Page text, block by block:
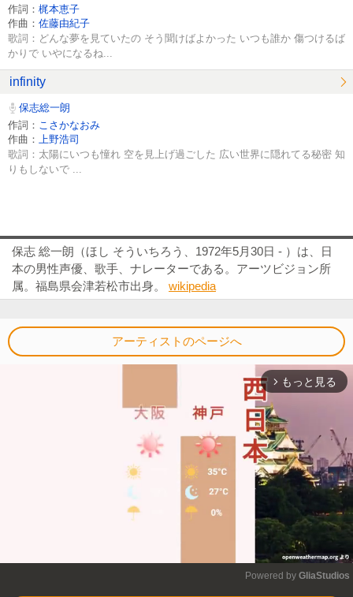
作詞： 梶本恵子
作曲： 佐藤由紀子
歌詞：どんな夢を見ていたの そう聞けばよかった いつも誰か 傷つけるば
かりで いやになるね...
infinity
保志総一朗
作詞： こさかなおみ
作曲：
上野浩司
歌詞：太陽にいつも憧れ 空を見上げ過ごした 広い世界に隠れてる秘密 知
りもしないで ...
保志 総一朗（ほし そういちろう、1972年5月30日 - ）は、日
本の男性声優、歌手、ナレーターである。アーツビジョン所
属。福島県会津若松市出身。 wikipedia
アーティストのページへ
arrow_forward_ios もっと見る
Powered by GliaStudios